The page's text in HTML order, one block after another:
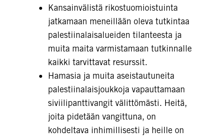
Kansainvälistä rikostuomioistuinta
jatkamaan meneillään oleva tutkintaa
palestiinalaisalueiden tilanteesta ja
muita maita varmistamaan tutkinnalle
kaikki tarvittavat resurssit.
Hamasia ja muita aseistautuneita
palestiinalaisjoukkoja vapauttamaan
siviilipanttivangit välittömästi. Heitä,
joita pidetään vangittuna, on
kohdeltava inhimillisesti ja heille on